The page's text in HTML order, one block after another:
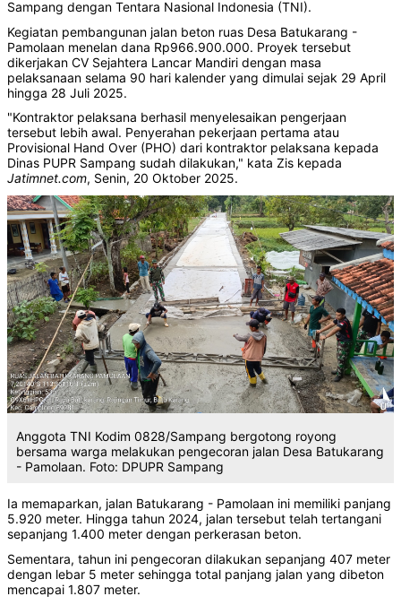
Sampang dengan Tentara Nasional Indonesia (TNI).
Kegiatan pembangunan jalan beton ruas Desa Batukarang -
Pamolaan menelan dana Rp966.900.000. Proyek tersebut
dikerjakan CV Sejahtera Lancar Mandiri dengan masa
pelaksanaan selama 90 hari kalender yang dimulai sejak 29 April
hingga 28 Juli 2025.
"Kontraktor pelaksana berhasil menyelesaikan pengerjaan
tersebut lebih awal. Penyerahan pekerjaan pertama atau
Provisional Hand Over (PHO) dari kontraktor pelaksana kepada
Dinas PUPR Sampang sudah dilakukan," kata Zis kepada
Jatimnet.com, Senin, 20 Oktober 2025.
Anggota TNI Kodim 0828/Sampang bergotong royong
bersama warga melakukan pengecoran jalan Desa Batukarang
- Pamolaan. Foto: DPUPR Sampang
Ia memaparkan, jalan Batukarang - Pamolaan ini memiliki panjang
5.920 meter. Hingga tahun 2024, jalan tersebut telah tertangani
sepanjang 1.400 meter dengan perkerasan beton.
Sementara, tahun ini pengecoran dilakukan sepanjang 407 meter
dengan lebar 5 meter sehingga total panjang jalan yang dibeton
mencapai 1.807 meter.